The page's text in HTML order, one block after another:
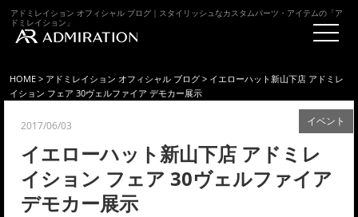
アドミレイション オフィシャル ブログ｜スタイリッシュなカスタムパーツ・アイテムの「ア
ドミレイション」
HOME > アドミレイション オフィシャル ブログ > イエローハット新山下店 アドミレ
イション フェア 30ヴェルファイア デモカー展示
イベント
2017/06/03
イエローハット新山下店 アドミレ
イション フェア 30ヴェルファイア
デモカー展示